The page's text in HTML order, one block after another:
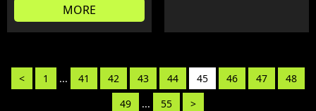
MORE
< 1 ... 41 42 43 44 45 46 47
48
49
... 55 >